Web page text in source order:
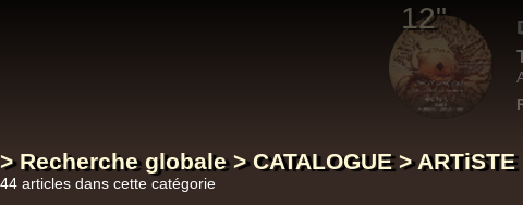
12"
12"
> Recherche globale > CATALOGUE > ARTiSTE
44 articles dans cette catégorie